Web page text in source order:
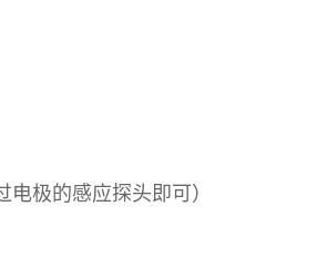
极的感应探头即可）